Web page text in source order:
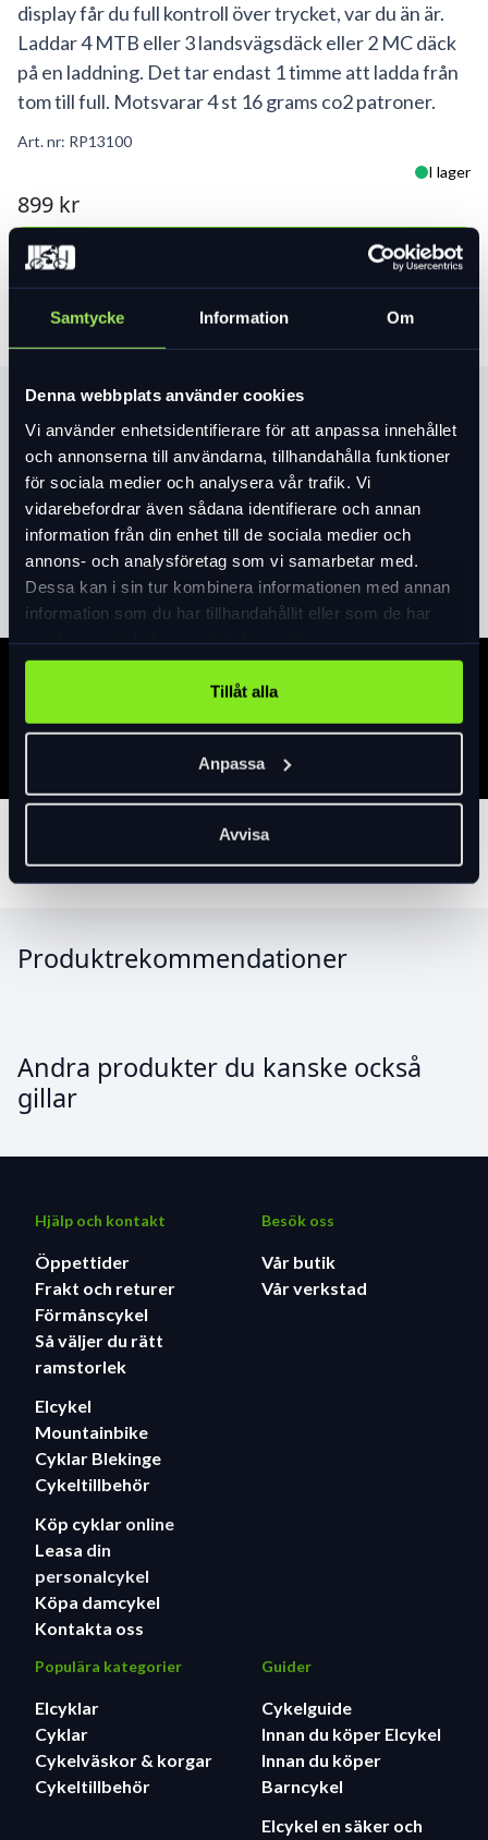
Samtycke Information Om
Denna webbplats använder cookies
Vi använder enhetsidentifierare för att anpassa innehållet
och annonserna till användarna, tillhandahålla funktioner
för sociala medier och analysera vår trafik. Vi
vidarebefordrar även sådana identifierare och annan
information från din enhet till de sociala medier och
annons- och analysföretag som vi samarbetar med.
Dessa kan i sin tur kombinera informationen med annan
information som du har tillhandahållit eller som de har
Tillåt alla
Anpassa
Avvisa
display får du full kontroll över trycket, var du än är.
Laddar 4 MTB eller 3 landsvägsdäck eller 2 MC däck
på en laddning. Det tar endast 1 timme att ladda från
tom till full. Motsvarar 4 st 16 grams co2 patroner.
Art. nr: RP13100
I lager
899 kr
Produktinformation
Digital tryckmätare med tydlig display
Kompatibel med både Presta- och Schrader-ventiler
(munstycke byts enkelt)
Inbyggd LED-lampa – perfekt i mörker
Möjlighet att förinställa önskat däcktryck
Maxtryck: 120 PSI / 8 Bar
Batteriindikator visar laddningsnivå
Laddas enkelt med USB-C
Förpackningen innehåller:
1 × Uppladdningsbar däckpump
1 × Schrader-adapter (vit)
1 × Nål för bollpumpning
Läs merexpand_more
Produktrekommendationer
Andra produkter du kanske också
gillar
Hjälp och kontakt
Öppettider
Frakt och returer
Förmånscykel
Så väljer du rätt
ramstorlek
Elcykel
Mountainbike
Cyklar Blekinge
Cykeltillbehör
Köp cyklar online
Leasa din
personalcykel
Köpa damcykel
Kontakta oss
Besök oss
Vår butik
Vår verkstad
Populära kategorier
Elcyklar
Cyklar
Cykelväskor & korgar
Cykeltillbehör
Guider
Cykelguide
Innan du köper Elcykel
Innan du köper
Barncykel
Elcykel en säker och